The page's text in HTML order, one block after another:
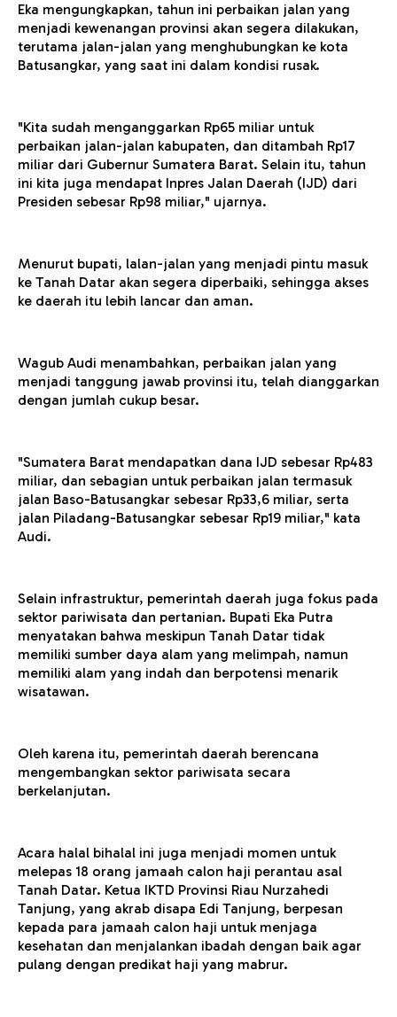
Eka mengungkapkan, tahun ini perbaikan jalan yang
menjadi kewenangan provinsi akan segera dilakukan,
terutama jalan-jalan yang menghubungkan ke kota
Batusangkar, yang saat ini dalam kondisi rusak.
"Kita sudah menganggarkan Rp65 miliar untuk
perbaikan jalan-jalan kabupaten, dan ditambah Rp17
miliar dari Gubernur Sumatera Barat. Selain itu, tahun
ini kita juga mendapat Inpres Jalan Daerah (IJD) dari
Presiden sebesar Rp98 miliar," ujarnya.
Menurut bupati, lalan-jalan yang menjadi pintu masuk
ke Tanah Datar akan segera diperbaiki, sehingga akses
ke daerah itu lebih lancar dan aman.
Wagub Audi menambahkan, perbaikan jalan yang
menjadi tanggung jawab provinsi itu, telah dianggarkan
dengan jumlah cukup besar.
"Sumatera Barat mendapatkan dana IJD sebesar Rp483
miliar, dan sebagian untuk perbaikan jalan termasuk
jalan Baso-Batusangkar sebesar Rp33,6 miliar, serta
jalan Piladang-Batusangkar sebesar Rp19 miliar," kata
Audi.
Selain infrastruktur, pemerintah daerah juga fokus pada
sektor pariwisata dan pertanian. Bupati Eka Putra
menyatakan bahwa meskipun Tanah Datar tidak
memiliki sumber daya alam yang melimpah, namun
memiliki alam yang indah dan berpotensi menarik
wisatawan.
Oleh karena itu, pemerintah daerah berencana
mengembangkan sektor pariwisata secara
berkelanjutan.
Acara halal bihalal ini juga menjadi momen untuk
melepas 18 orang jamaah calon haji perantau asal
Tanah Datar. Ketua IKTD Provinsi Riau Nurzahedi
Tanjung, yang akrab disapa Edi Tanjung, berpesan
kepada para jamaah calon haji untuk menjaga
kesehatan dan menjalankan ibadah dengan baik agar
pulang dengan predikat haji yang mabrur.